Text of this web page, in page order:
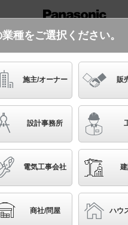
ビジネス）
品番・キーワード
商品検索 Casual
Stylish
畳数がおなじ）
1/6
種をご選択ください。
施主/オーナー 販
設計事務所
電気工事会社
商社/問屋 ハウ